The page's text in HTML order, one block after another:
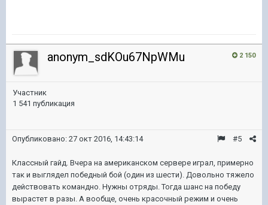
2 150
anonym_sdKOu67NpWMu
Участник
1 541 публикация
#5
Опубликовано: 27 окт 2016, 14:43:14
Классный гайд. Вчера на американском сервере играл, примерно
так и выглядел победный бой (один из шести). Довольно тяжело
действовать командно. Нужны отряды. Тогда шанс на победу
вырастет в разы. А вообще, очень красочный режим и очень